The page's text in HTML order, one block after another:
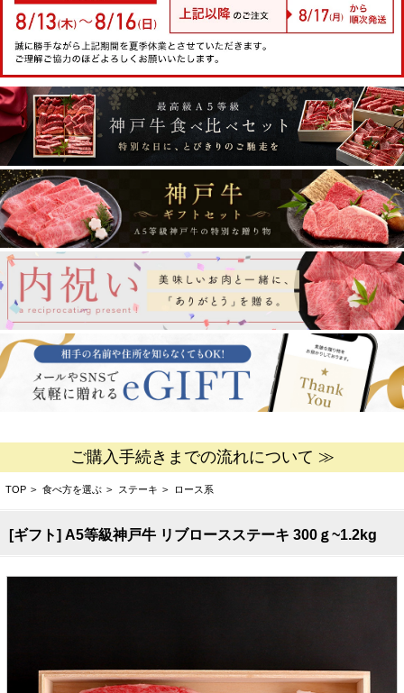
ご購入手続きまでの流れについて ≫
TOP > 食べ方を選ぶ > ステーキ > ロース系
[ギフト] A5等級神戸牛 リブロースステーキ 300ｇ~1.2kg